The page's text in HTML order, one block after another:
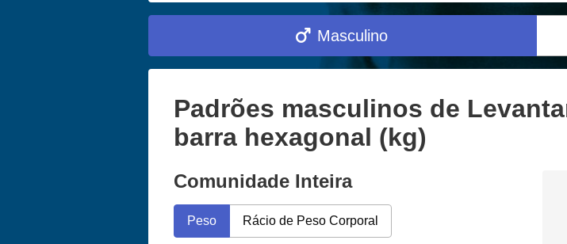
Masculino
Padrões masculinos de
barra hexagonal (kg)
Comunidade Inteira
Peso Rácio de Peso Corporal